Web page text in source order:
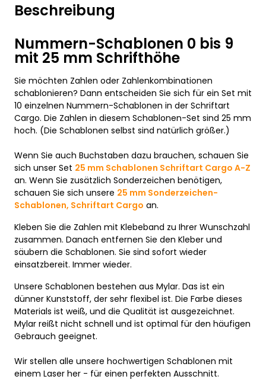
Beschreibung
Nummern-Schablonen 0 bis 9
mit 25 mm Schrifthöhe
Sie möchten Zahlen oder Zahlenkombinationen
schablonieren? Dann entscheiden Sie sich für ein Set mit
10 einzelnen Nummern-Schablonen in der Schriftart
Cargo. Die Zahlen in diesem Schablonen-Set sind 25 mm
hoch. (Die Schablonen selbst sind natürlich größer.)
Wenn Sie auch Buchstaben dazu brauchen, schauen Sie
sich unser Set 25 mm Schablonen Schriftart Cargo A-Z
an. Wenn Sie zusätzlich Sonderzeichen benötigen,
schauen Sie sich unsere 25 mm Sonderzeichen-
Schablonen, Schriftart Cargo an.
Kleben Sie die Zahlen mit Klebeband zu Ihrer Wunschzahl
zusammen. Danach entfernen Sie den Kleber und
säubern die Schablonen. Sie sind sofort wieder
einsatzbereit. Immer wieder.
Unsere Schablonen bestehen aus Mylar. Das ist ein
dünner Kunststoff, der sehr flexibel ist. Die Farbe dieses
Materials ist weiß, und die Qualität ist ausgezeichnet.
Mylar reißt nicht schnell und ist optimal für den häufigen
Gebrauch geeignet.
Wir stellen alle unsere hochwertigen Schablonen mit
einem Laser her - für einen perfekten Ausschnitt.